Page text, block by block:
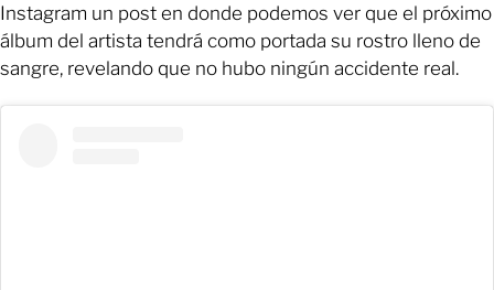
Instagram un post en donde podemos ver que el próximo
álbum del artista tendrá como portada su rostro lleno de
sangre, revelando que no hubo ningún accidente real.